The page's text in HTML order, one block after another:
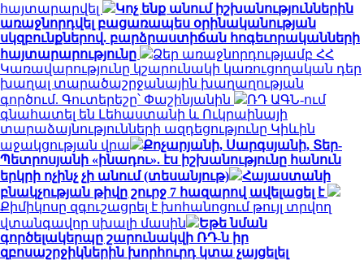
հայտարարվել
Կոչ ենք անում իշխանություններին
առաջնորդվել բացառապես օրինականության
սկզբունքներով. բարձրաստիճան հոգեւորականների
հայտարարությունը
Ձեր առաջնորդությամբ ՀՀ
Կառավարությունը կշարունակի կառուցողական դեր
խաղալ տարածաշրջանային խաղաղության
գործում. Գուտերեշը՝ Փաշինյանին
ՌԴ ԱԳՆ-ում
գնահատել են Լեհաստանի և Ուկրաինայի
տարաձայնությունների ազդեցությունը Կիևին
աջակցության վրա
Քոչարյանի, Սարգսյանի, Տեր-
Պետրոսյանի «ինադու». էս իշխանությունը հանուն
երկրի ոչինչ չի անում (տեսանյութ)
Հայաստանի
բնակչության թիվը շուրջ 7 հազարով ավելացել է
Քիմիկոսը զգուշացրել է խոհանոցում թույլ տրվող
վտանգավոր սխալի մասին
Եթե նման
գործելակերպը շարունակվի ՌԴ-ն իր
զբոսաշրջիկներին խորհուրդ կտա չայցելել